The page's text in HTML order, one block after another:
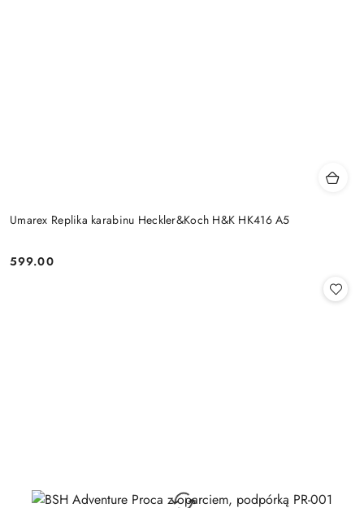
Umarex Replika karabinu Heckler&Koch H&K HK416 A5
Cena:
599.00